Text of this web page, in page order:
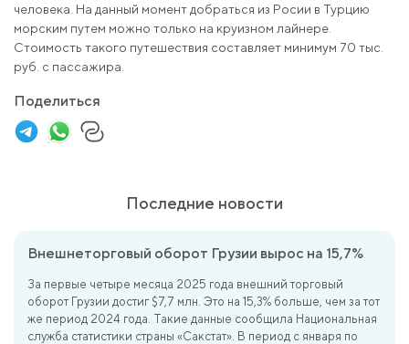
человека. На данный момент добраться из Росии в Турцию
морским путем можно только на круизном лайнере.
Стоимость такого путешествия составляет минимум 70 тыс.
руб. с пассажира.
Поделиться
Последние новости
Внешнеторговый оборот Грузии вырос на 15,7%
За первые четыре месяца 2025 года внешний торговый
оборот Грузии достиг $7,7 млн. Это на 15,3% больше, чем за тот
же период 2024 года. Такие данные сообщила Национальная
служба статистики страны «Сакстат». В период с января по